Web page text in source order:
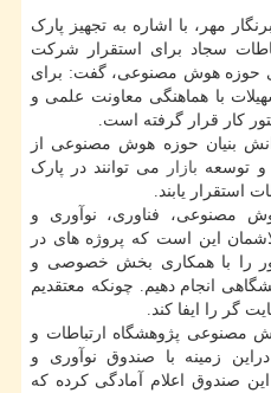
مهر، با اشاره به تجهیز پارک
سجاد برای استقرار شرکت
حوزه هوش مصنوعی، گفت: برای
با هماهنگی معاونت علمی و
کار قرار گرفته است.
بنیان حوزه هوش مصنوعی از
و توسعه بازار
می توانند در پارک
استقرار یابند.
مصنوعی، فناوری، نوآوری و
این است که پروژه های در
را با همکاری بخش خصوصی و
انجام دهیم. چونکه معتقدیم
گر را ایفا کند.
مصنوعی پژوهشگاه ارتباطات و
زمینه با صندوق نوآوری و
صندوق اعلام آمادگی کرده که